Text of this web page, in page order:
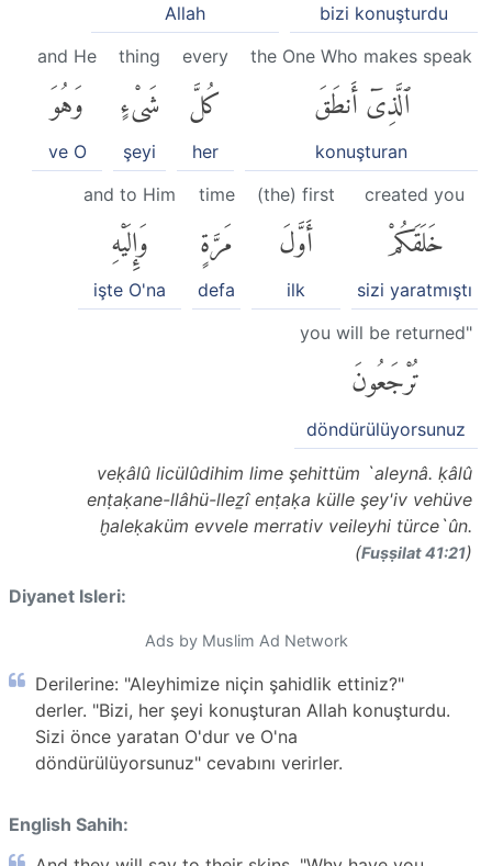
bizi konuşturdu
Allah
the One Who makes speak
ٱلَّذِىٓ أَنطَقَ
konuşturan
every
كُلَّ
her
thing
شَىْءٍ
şeyi
and He
وَهُوَ
ve O
created you
خَلَقَكُمْ
sizi yaratmıştı
(the) first
أَوَّلَ
ilk
time
مَرَّةٍ
defa
and to Him
وَإِلَيْهِ
işte O'na
you will be returned"
تُرْجَعُونَ
döndürülüyorsunuz
veḳâlû licülûdihim lime şehittüm `aleynâ. ḳâlû
enṭaḳane-llâhü-lleẕî enṭaḳa külle şey'iv vehüve
ḫaleḳaküm evvele merrativ veileyhi türce`ûn.
(Fuṣṣilat 41:21)
Diyanet Isleri:
Ads by Muslim Ad Network
Derilerine: "Aleyhimize niçin şahidlik ettiniz?"
derler. "Bizi, her şeyi konuşturan Allah konuşturdu.
Sizi önce yaratan O'dur ve O'na
döndürülüyorsunuz" cevabını verirler.
English Sahih: